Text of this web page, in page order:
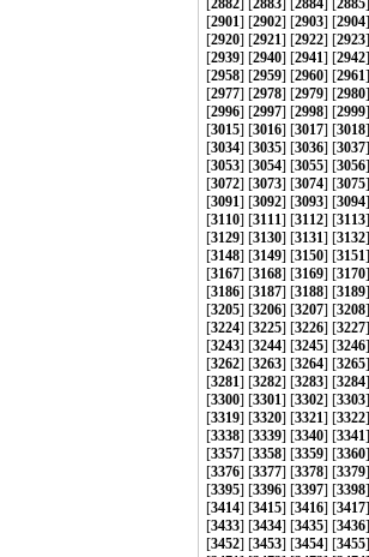
[2882] [2883] [2884] [2885
[2901] [2902] [2903] [2904
[2920] [2921] [2922] [2923
[2939] [2940] [2941] [2942
[2958] [2959] [2960] [2961
[2977] [2978] [2979] [2980
[2996] [2997] [2998] [2999
[3015] [3016] [3017] [3018
[3034] [3035] [3036] [3037
[3053] [3054] [3055] [3056
[3072] [3073] [3074] [3075
[3091] [3092] [3093] [3094
[3110] [3111] [3112] [3113
[3129] [3130] [3131] [3132
[3148] [3149] [3150] [3151
[3167] [3168] [3169] [3170
[3186] [3187] [3188] [3189
[3205] [3206] [3207] [3208
[3224] [3225] [3226] [3227
[3243] [3244] [3245] [3246
[3262] [3263] [3264] [3265
[3281] [3282] [3283] [3284
[3300] [3301] [3302] [3303
[3319] [3320] [3321] [3322
[3338] [3339] [3340] [3341
[3357] [3358] [3359] [3360
[3376] [3377] [3378] [3379
[3395] [3396] [3397] [3398
[3414] [3415] [3416] [3417
[3433] [3434] [3435] [3436
[3452] [3453] [3454] [3455